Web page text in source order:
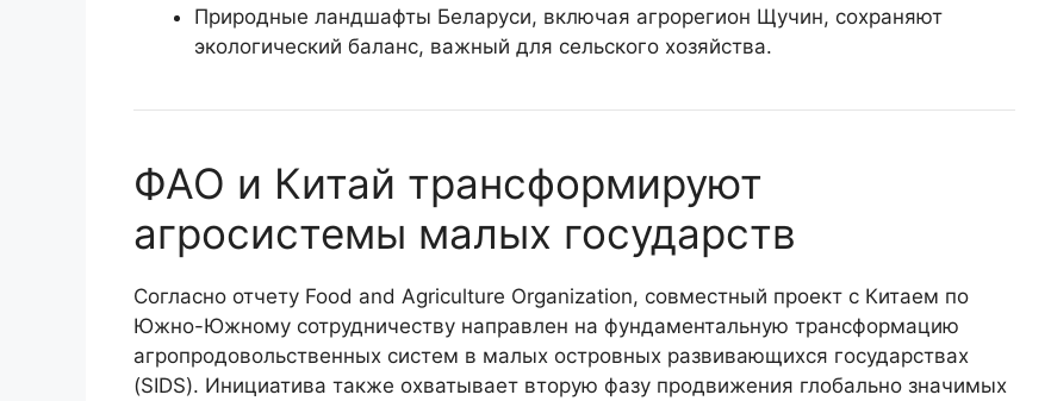
Природные ландшафты Беларуси, включая агрорегион Щучин, сохраняют
экологический баланс, важный для сельского хозяйства.
ФАО и Китай трансформируют
агросистемы малых государств
Согласно отчету Food and Agriculture Organization, совместный проект с Китаем по
Южно-Южному сотрудничеству направлен на фундаментальную трансформацию
агропродовольственных систем в малых островных развивающихся государствах
(SIDS). Инициатива также охватывает вторую фазу продвижения глобально значимых